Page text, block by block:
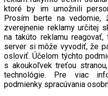
ktoré by im umožnili
Prosím berte na
zverejnenie reklamy určitej
na takúto reklamu
server si môže vyvodiť, že
osloviť. Účelom týchto
s akoukoľvek treťou
technológie. Pre viac
podmienky spracúvania